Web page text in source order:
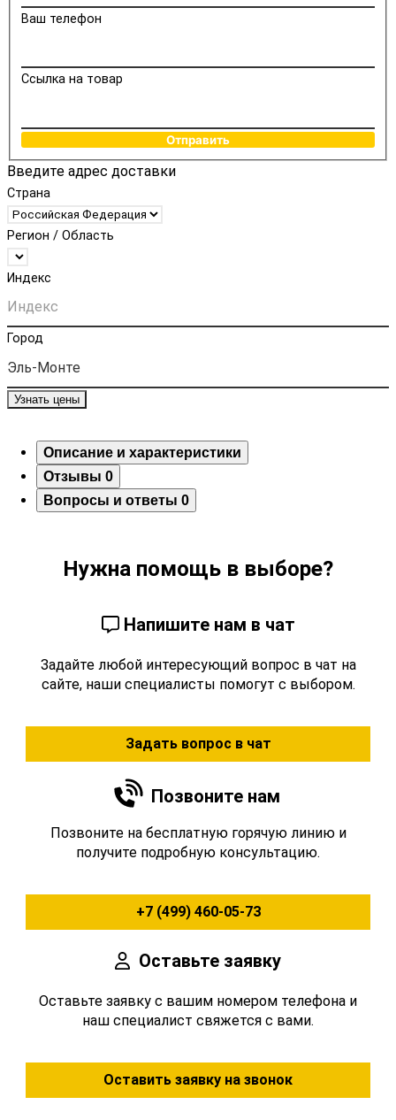
Ваш телефон
Ссылка на товар
Отправить
Введите адрес доставки
Страна
Регион / Область
Индекс
Город
Узнать цены
Описание и характеристики
Отзывы 0
Вопросы и ответы 0
Нужна помощь в выборе?
Напишите нам в чат
Задайте любой интересующий вопрос в чат на
сайте, наши специалисты помогут с выбором.
Задать вопрос в чат
Позвоните нам
Позвоните на бесплатную горячую линию и
получите подробную консультацию.
+7 (499) 460-05-73
Оставьте заявку
Оставьте заявку с вашим номером телефона и
наш специалист свяжется с вами.
Оставить заявку на звонок